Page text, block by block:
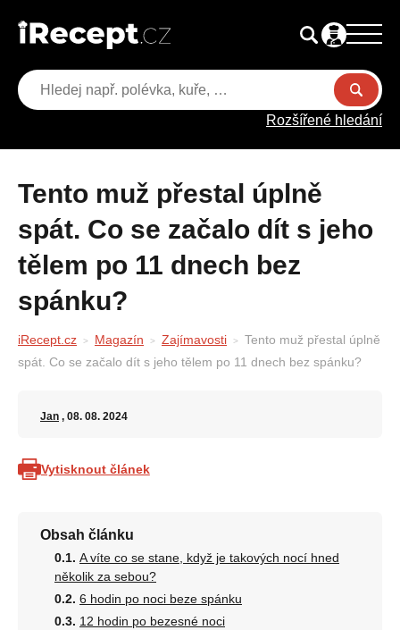
Rozšířené hledání
Tento muž přestal úplně
spát. Co se začalo dít s jeho
tělem po 11 dnech bez
spánku?
iRecept.cz Magazín Zajímavosti
Tento muž přestal úplně
spát. Co se začalo dít s jeho tělem po 11 dnech bez spánku?
Jan , 08. 08. 2024
Vytisknout článek
Obsah článku
A víte co se stane, když je takových nocí hned
několik za sebou?
6 hodin po noci beze spánku
12 hodin po bezesné noci